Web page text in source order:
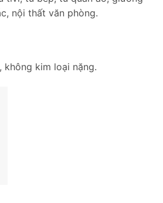
nội thất văn phòng.
không kim loại nặng.